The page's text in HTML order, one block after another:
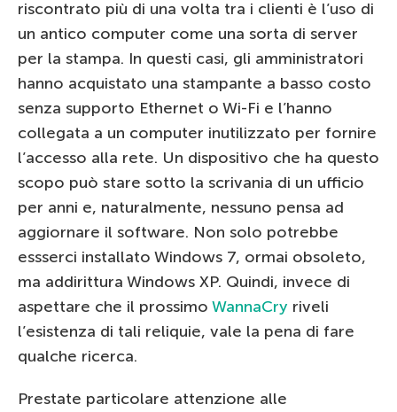
riscontrato più di una volta tra i clienti è l’uso di
un antico computer come una sorta di server
per la stampa. In questi casi, gli amministratori
hanno acquistato una stampante a basso costo
senza supporto Ethernet o Wi-Fi e l’hanno
collegata a un computer inutilizzato per fornire
l’accesso alla rete. Un dispositivo che ha questo
scopo può stare sotto la scrivania di un ufficio
per anni e, naturalmente, nessuno pensa ad
aggiornare il software. Non solo potrebbe
essserci installato Windows 7, ormai obsoleto,
ma addirittura Windows XP. Quindi, invece di
aspettare che il prossimo WannaCry riveli
l’esistenza di tali reliquie, vale la pena di fare
qualche ricerca.
Prestate particolare attenzione alle